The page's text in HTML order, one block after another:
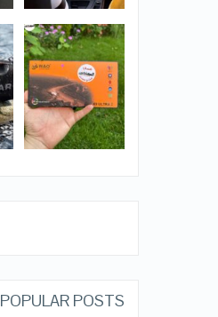
POPULAR POSTS